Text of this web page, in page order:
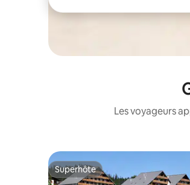
Les voyageurs
Superhôte
Superhôte